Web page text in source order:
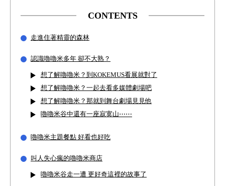
CONTENTS
走進住著精靈的森林
認識嚕嚕米多年 卻不大熟？
想了解嚕嚕米？到KOKEMUS看展就對了
想了解嚕嚕米？一起去看多媒體劇場吧
想了解嚕嚕米？那就到舞台劇場見見他
嚕嚕米谷中還有一座寂寞山⋯⋯
嚕嚕米主題餐點 好看也好吃
叫人失心瘋的嚕嚕米商店
嚕嚕米谷走一遭 更好奇這裡的故事了